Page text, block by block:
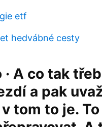
etf
hedvábné cesty
· A co tak
a pak
tom to je.